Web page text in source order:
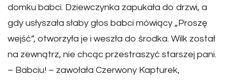
domku babci. Dziewczynka zapukała do drzwi, a
gdy usłyszała słaby głos babci mówiący „Proszę
wejść”, otworzyła je i weszła do środka. Wilk został
na zewnątrz, nie chcąc przestraszyć starszej pani.
– Babciu! – zawołała Czerwony Kapturek,